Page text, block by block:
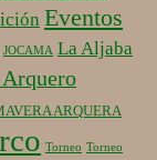
Eventos
JOCAMA La Aljaba
ARQUERA
Torneo Torneo